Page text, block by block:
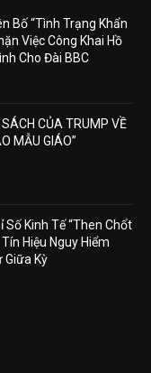
Bố “Tình Trạng Khẩn
Việc Công Khai Hồ
Cho Đài BBC
SÁCH CỦA TRUMP VỀ
MẪU GIÁO”
Số Kinh Tế “Then Chốt
Hiệu Nguy Hiểm
Giữa Kỳ